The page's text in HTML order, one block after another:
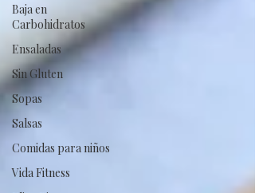
Baja en
Carbohidratos
Ensaladas
Sin Gluten
Sopas
Salsas
Comidas para niños
Vida Fitness